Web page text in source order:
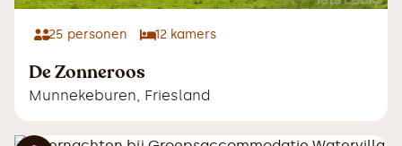
25 personen 12 kamers
De Zonneroos
Munnekeburen, Friesland